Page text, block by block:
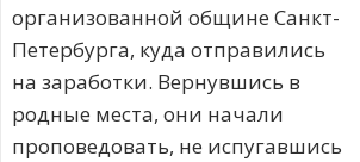
организованной общине Санкт-
Петербурга, куда отправились
на заработки. Вернувшись в
родные места, они начали
проповедовать, не испугавшись